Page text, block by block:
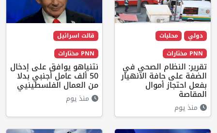
دولي
محليات
PNN مختارات
تقرير: النظام الصحي في
الضفة على حافة الانهيار
بفعل احتجاز أموال
المقاصة
منذ يوم
قالت اسرائيل
PNN مختارات
نتنياهو يوافق على إدخال
50 ألف عامل أجنبي بدلا
من العمال الفلسطينيي
منذ يوم